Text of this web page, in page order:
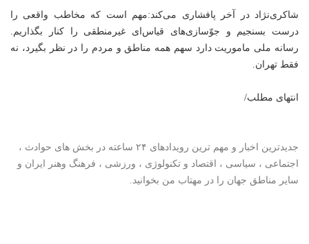
شاکری‌نژاد در آخر پافشاری می‌کند:مهم است که مخاطب واقعی را
درست بسنجیم و جوّسازی‌های قیاس‌ای غیرمنطقی را کنار بگذاریم.
رسانه ملی ماموریت دارد سهم همه مناطق و مردم را در نظر بگیرد، نه
فقط تهران.
انتهای مطلب/
جدیدترین اخبار و مهم ترین رویدادهای ۲۴ ساعته در بخش های حوادث ،
اجتماعی ، سیاسی ، اقتصاد و تکنولوژی ، ورزشی ، فرهنگ وهنر ایران و
سایر مناطق جهان را در مهتاب من بخوانید.